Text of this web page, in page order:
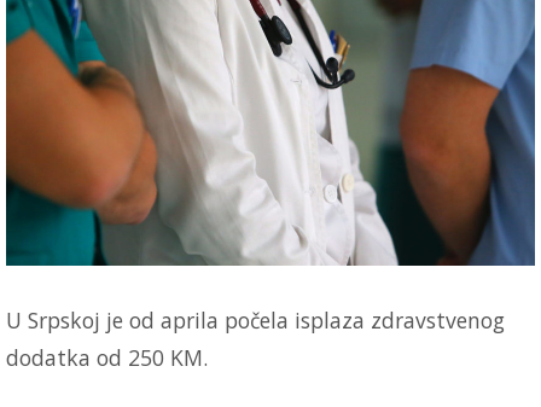
U Srpskoj je od aprila počela isplaza zdravstvenog
dodatka od 250 KM.